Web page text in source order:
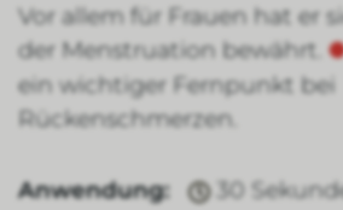
Vor allem für Frauen hat er
der Menstruation bewährt.
ein wichtiger Fernpunkt bei
Rückenschmerzen.
Anwendung: 30